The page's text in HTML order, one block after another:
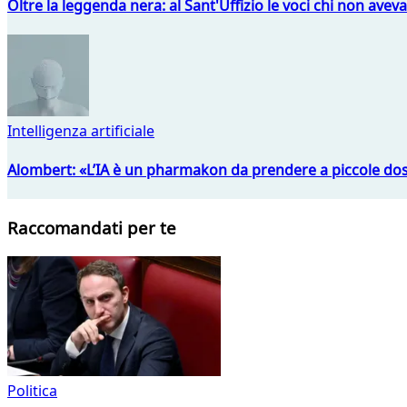
Oltre la leggenda nera: al Sant'Uffizio le voci chi non
Intelligenza artificiale
Alombert: «L’IA è un pharmakon da prendere a piccole
Raccomandati per te
Politica